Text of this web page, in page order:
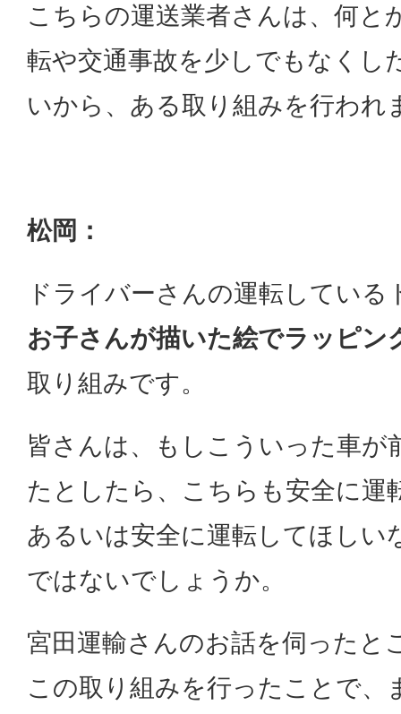
こちらの運送業者さんは、何と
転や交通事故を少しでもなくし
いから、ある取り組みを行われ
松岡：
ドライバーさんの運転している
お子さんが描いた絵でラッピン
取り組みです。
皆さんは、もしこういった車が
たとしたら、こちらも安全に運
あるいは安全に運転してほしい
ではないでしょうか。
宮田運輸さんのお話を伺ったと
この取り組みを行ったことで、